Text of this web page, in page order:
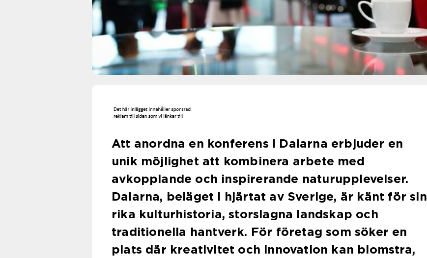
Att anordna en konferens i Dalarna erbjuder en
unik möjlighet att kombinera arbete med
avkopplande och inspirerande naturupplevelser.
Dalarna, beläget i hjärtat av Sverige, är känt för sin
rika kulturhistoria, storslagna landskap och
traditionella hantverk. För företag som söker en
plats där kreativitet och innovation kan blomstra,